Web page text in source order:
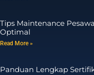
Tips Maintenance
Optimal
Read More »
Panduan Lengkap